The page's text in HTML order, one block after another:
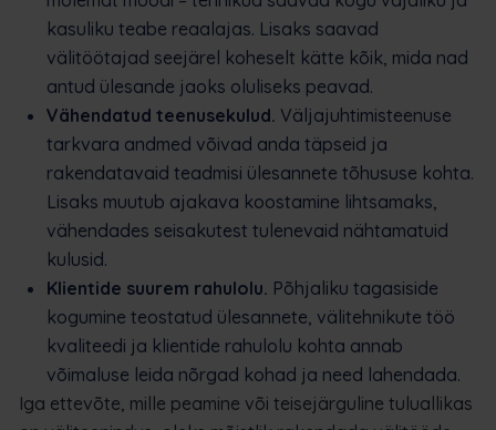
kasuliku teabe reaalajas. Lisaks saavad
välitöötajad seejärel koheselt kätte kõik, mida nad
antud ülesande jaoks oluliseks peavad.
Vähendatud teenusekulud. Väljajuhtimisteenuse
tarkvara andmed võivad anda täpseid ja
rakendatavaid teadmisi ülesannete tõhususe kohta.
Lisaks muutub ajakava koostamine lihtsamaks,
vähendades seisakutest tulenevaid nähtamatuid
kulusid.
Klientide suurem rahulolu. Põhjaliku tagasiside
kogumine teostatud ülesannete, välitehnikute töö
kvaliteedi ja klientide rahulolu kohta annab
võimaluse leida nõrgad kohad ja need lahendada.
Iga ettevõte, mille peamine või teisejärguline tuluallikas